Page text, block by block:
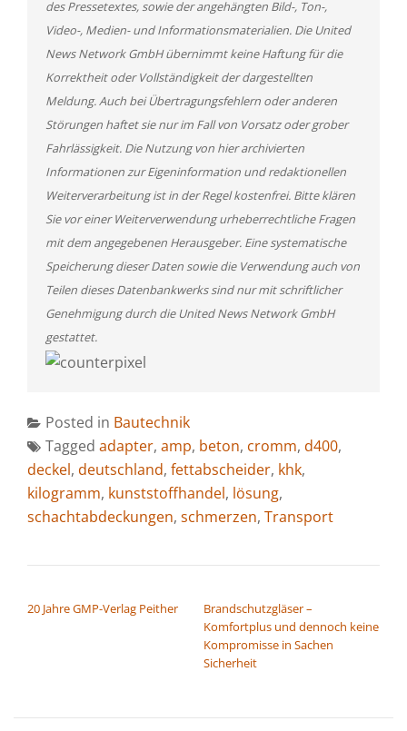
des Pressetextes, sowie der angehängten Bild-, Ton-,
Video-, Medien- und Informationsmaterialien. Die United
News Network GmbH übernimmt keine Haftung für die
Korrektheit oder Vollständigkeit der dargestellten
Meldung. Auch bei Übertragungsfehlern oder anderen
Störungen haftet sie nur im Fall von Vorsatz oder grober
Fahrlässigkeit. Die Nutzung von hier archivierten
Informationen zur Eigeninformation und redaktionellen
Weiterverarbeitung ist in der Regel kostenfrei. Bitte klären
Sie vor einer Weiterverwendung urheberrechtliche Fragen
mit dem angegebenen Herausgeber. Eine systematische
Speicherung dieser Daten sowie die Verwendung auch von
Teilen dieses Datenbankwerks sind nur mit schriftlicher
Genehmigung durch die United News Network GmbH
gestattet.
Posted in Bautechnik
Tagged adapter, amp, beton, cromm, d400,
deckel, deutschland, fettabscheider, khk,
kilogramm, kunststoffhandel, lösung,
schachtabdeckungen, schmerzen, Transport
20 Jahre GMP-Verlag Peither
Brandschutzgläser –
Komfortplus und dennoch keine
Kompromisse in Sachen
Sicherheit